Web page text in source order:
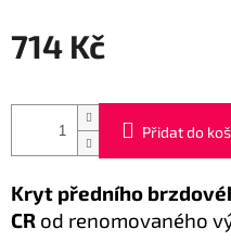
714 Kč
cena:
Přidat do
Kryt předního
CR od renomovaného